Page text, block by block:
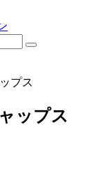
プス
ップス